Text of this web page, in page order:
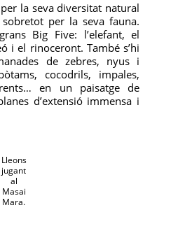
la seva diversitat natural
per la seva fauna.
Big Five: l’elefant, el
i el rinoceront. També s’hi
de zebres, nyus i
cocodrils, impales,
en un paisatge de
d’extensió immensa i
Lleons
jugant
al
Masai
Mara.